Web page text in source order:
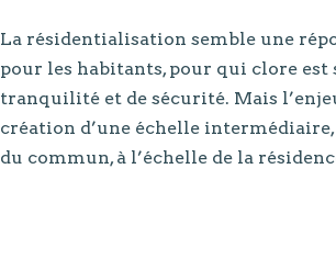
La résidentialisation semble une
pour les habitants, pour qui clore est
tranquilité et de sécurité. Mais
création d’une échelle
du commun, à l’échelle de la